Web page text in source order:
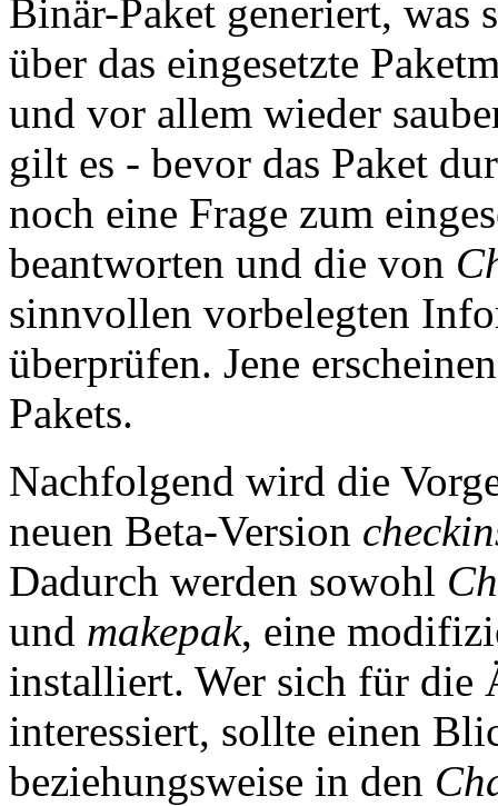
Binär-Paket generiert, was
über das eingesetzte
und vor allem wieder
gilt es - bevor das Paket
noch eine Frage zum
beantworten und die von
sinnvollen vorbelegten
überprüfen. Jene
Pakets.
Nachfolgend wird die
neuen Beta-Version
Dadurch werden sowohl
und makepak, eine
installiert. Wer sich für die
interessiert, sollte einen
beziehungsweise in den